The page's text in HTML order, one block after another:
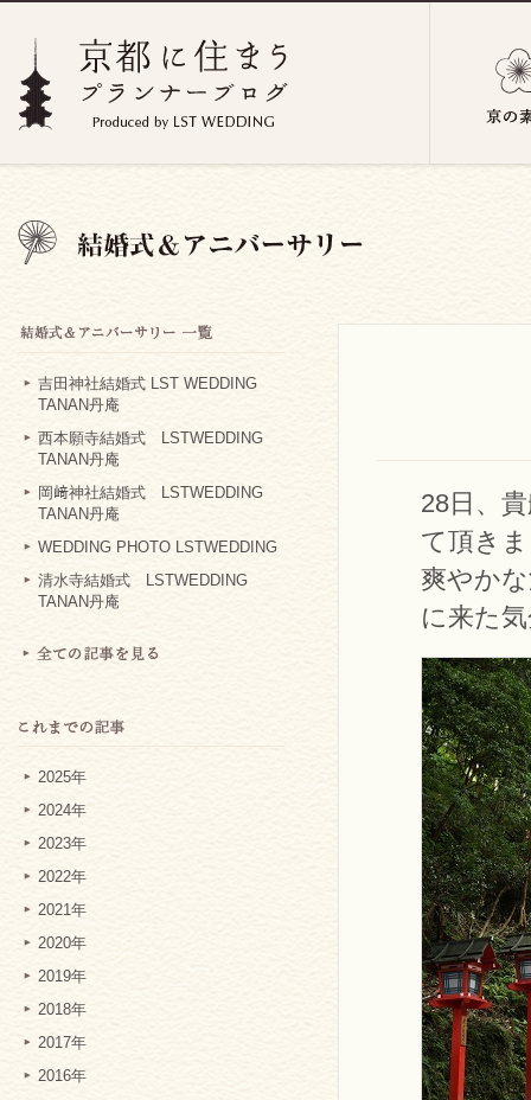
吉田神社結婚式 LST WEDDING
TANAN丹庵
西本願寺結婚式 LSTWEDDING
TANAN丹庵
岡﨑神社結婚式 LSTWEDDING
TANAN丹庵
WEDDING PHOTO LSTWEDDING
清水寺結婚式 LSTWEDDING
TANAN丹庵
2025年
2024年
2023年
2022年
2021年
2020年
2019年
2018年
2017年
2016年
28日、
て頂き
爽やか
に来た